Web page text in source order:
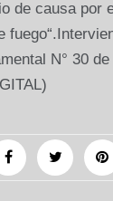
de causa por
N° 30